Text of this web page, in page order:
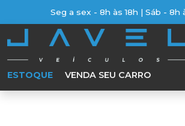
Seg a sex - 8h às 18h | Sáb - 8h
ESTOQUE VENDA SEU CARRO